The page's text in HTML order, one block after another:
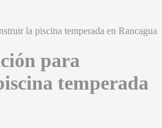
para
temperada